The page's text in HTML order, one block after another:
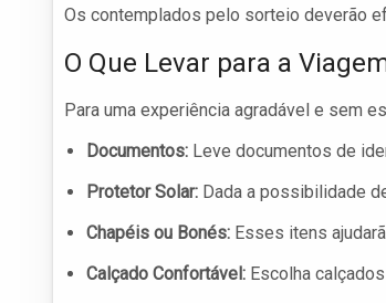
Os contemplados pelo sorteio deverão
O Que Levar para a
Para uma experiência agradável e sem
Documentos: Leve documentos de
Protetor Solar: Dada a possibilidade
Chapéis ou Bonés: Esses itens
Calçado Confortável: Escolha